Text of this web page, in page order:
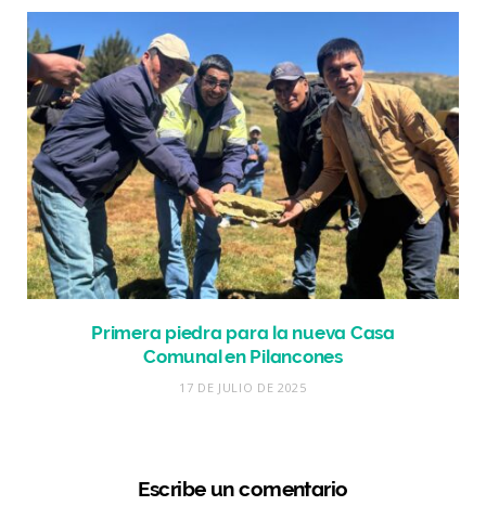
Primera piedra para la nueva Casa
Comunal en Pilancones
17 DE JULIO DE 2025
Escribe un comentario